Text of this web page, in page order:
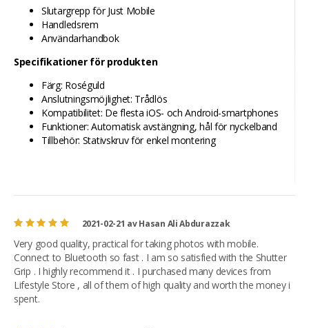
Slutargrepp för Just Mobile
Handledsrem
Användarhandbok
Specifikationer för produkten
Färg: Roséguld
Anslutningsmöjlighet: Trådlös
Kompatibilitet: De flesta iOS- och Android-smartphones
Funktioner: Automatisk avstängning, hål för nyckelband
Tillbehör: Stativskruv för enkel montering
2021-02-21 avHasan Ali Abdurazzak
Very good quality, practical for taking photos with mobile.
Connect to Bluetooth so fast . I am so satisfied with the Shutter
Grip . I highly recommend it . I purchased many devices from
Lifestyle Store , all of them of high quality and worth the money i
spent.